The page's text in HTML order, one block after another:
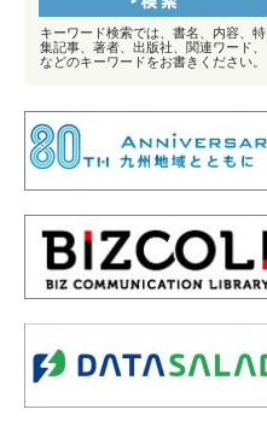
キーワード検索では、書名、内容、特
集記事、著者、出版社、関連ワード、
などのキーワードをお書きください。